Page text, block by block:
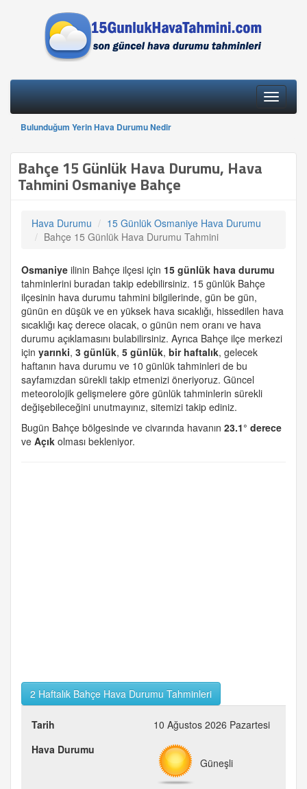
Toggle
Bulunduğum Yerin Hava Durumu Nedir
Bahçe 15 Günlük Hava Durumu, Hava
Tahmini Osmaniye Bahçe
Hava Durumu
15 Günlük Osmaniye Hava Durumu
Bahçe 15 Günlük Hava Durumu Tahmini
Osmaniye ilinin Bahçe ilçesi için 15 günlük hava durumu
tahminlerini buradan takip edebilirsiniz. 15 günlük Bahçe
ilçesinin hava durumu tahmini bilgilerinde, gün be gün,
günün en düşük ve en yüksek hava sıcaklığı, hissedilen hava
sıcaklığı kaç derece olacak, o günün nem oranı ve hava
durumu açıklamasını bulabilirsiniz. Ayrıca Bahçe ilçe merkezi
için yarınki, 3 günlük, 5 günlük, bir haftalık, gelecek
haftanın hava durumu ve 10 günlük tahminleri de bu
sayfamızdan sürekli takip etmenizi öneriyoruz. Güncel
meteorolojik gelişmelere göre günlük tahminlerin sürekli
değişebileceğini unutmayınız, sitemizi takip ediniz.
Bugün Bahçe bölgesinde ve civarında havanın 23.1° derece
ve Açık olması bekleniyor.
2 Haftalık Bahçe Hava Durumu Tahminleri
10 Ağustos 2026 Pazartesi
Güneşli